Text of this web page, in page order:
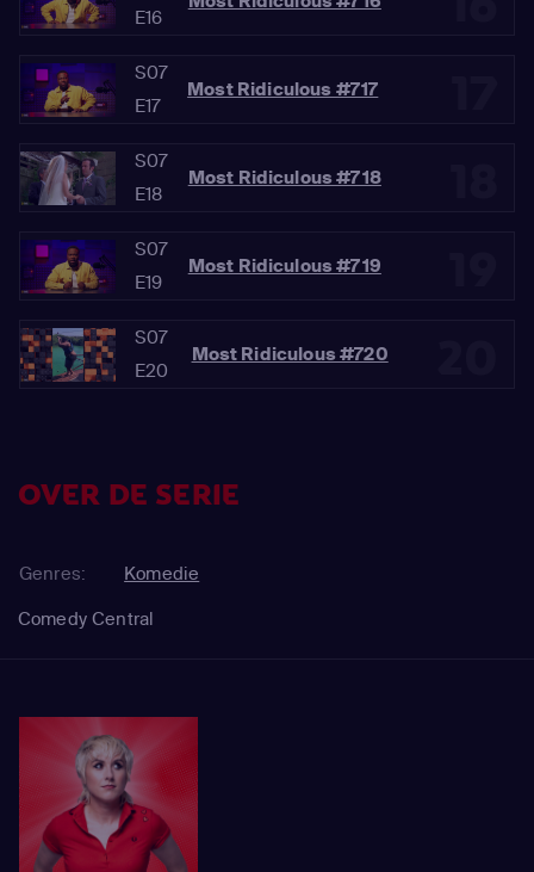
E16
S07
E17
Most Ridiculous #717
S07
E18
Most Ridiculous #718
S07
E19
Most Ridiculous #719
S07
E20
Most Ridiculous #720
OVER DE SERIE
Genres:
Komedie
Comedy Central